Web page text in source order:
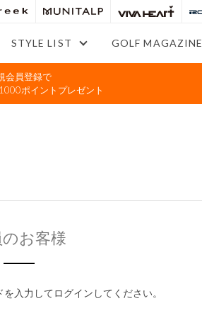
STYLE LIST GOLF MAGAZINE
会員登録で
ポイントプレゼント
お客様
入力してログインしてください。